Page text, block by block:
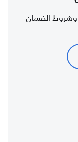
وشروط الضمان